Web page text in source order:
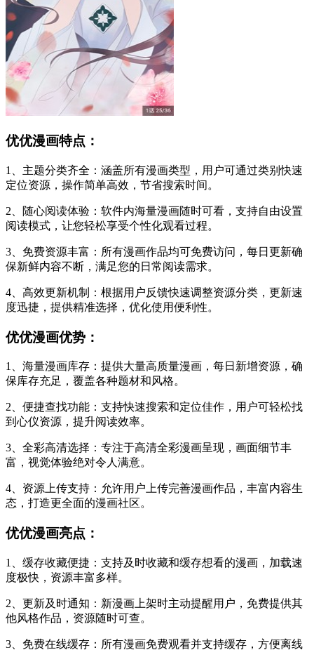
优优漫画特点：
1、主题分类齐全：涵盖所有漫画类型，用户可通过类别快速
定位资源，操作简单高效，节省搜索时间。
2、随心阅读体验：软件内海量漫画随时可看，支持自由设置
阅读模式，让您轻松享受个性化观看过程。
3、免费资源丰富：所有漫画作品均可免费访问，每日更新确
保新鲜内容不断，满足您的日常阅读需求。
4、高效更新机制：根据用户反馈快速调整资源分类，更新速
度迅捷，提供精准选择，优化使用便利性。
优优漫画优势：
1、海量漫画库存：提供大量高质量漫画，每日新增资源，确
保库存充足，覆盖各种题材和风格。
2、便捷查找功能：支持快速搜索和定位佳作，用户可轻松找
到心仪资源，提升阅读效率。
3、全彩高清选择：专注于高清全彩漫画呈现，画面细节丰
富，视觉体验绝对令人满意。
4、资源上传支持：允许用户上传完善漫画作品，丰富内容生
态，打造更全面的漫画社区。
优优漫画亮点：
1、缓存收藏便捷：支持及时收藏和缓存想看的漫画，加载速
度极快，资源丰富多样。
2、更新及时通知：新漫画上架时主动提醒用户，免费提供其
他风格作品，资源随时可查。
3、免费在线缓存：所有漫画免费观看并支持缓存，方便离线